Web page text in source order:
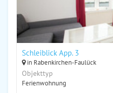
Schleiblick App. 3
in Rabenkirchen-Faulück
Objekttyp
Ferienwohnung